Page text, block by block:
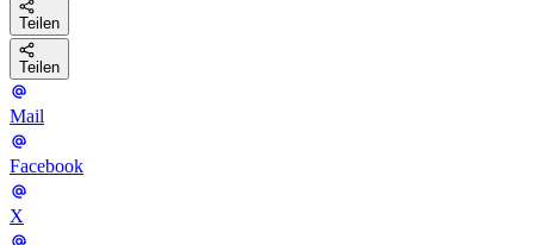
Teilen
Teilen
Mail
Facebook
X